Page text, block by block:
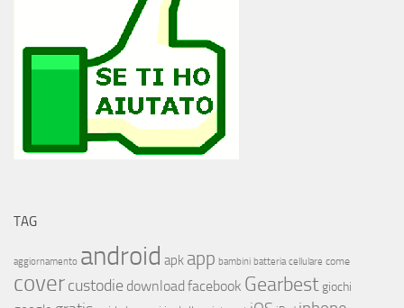
TAG
aggiornamento android apk app bambini batteria cellulare come
covercustodie download facebook Gearbest giochi